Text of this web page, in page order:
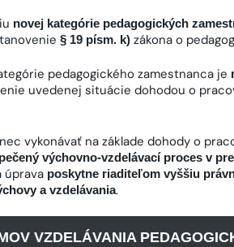
novej kategórie pedagogických
§ 19 písm. k) zákona o
pedagogického zamestnanca je
uvedenej situácie dohodou o
vykonávať na základe dohody o
výchovno-vzdelávací proces v
úprava poskytne riaditeľom vyššiu
a vzdelávania.
VZDELÁVANIA